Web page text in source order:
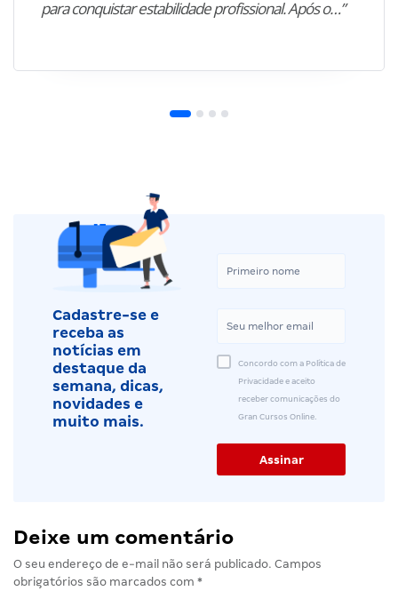
para conquistar estabilidade profissional. Após o…”
Cadastre-se e
receba as
notícias em
destaque da
semana, dicas,
novidades e
muito mais.
Concordo com a Política de
Privacidade e aceito
receber comunicações do
Gran Cursos Online.
Deixe um comentário
O seu endereço de e-mail não será publicado. Campos
obrigatórios são marcados com *